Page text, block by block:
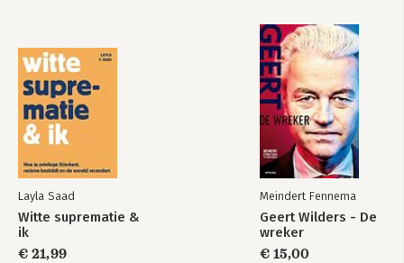
Layla Saad
Witte suprematie &
ik
€ 21,99
Meindert Fennema
Geert Wilders - De
wreker
€ 15,00